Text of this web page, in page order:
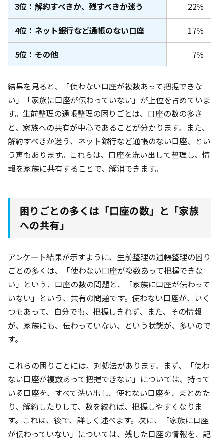
3位：解約すべきか、残すべきか迷う 22％
4位：ネット銀行など通帳のない口座 17％
5位：その他 7％
結果を見ると、「使わない口座が複数あって把握できな
い」「家族に口座が伝わっていない」が上位を占めていま
す。生前整理の通帳整理の困りごとは、口座の数の多さ
と、家族への共有が中心であることが分かります。また、
解約すべきか迷う、ネット銀行など通帳のない口座、とい
う声もあります。これらは、口座を洗い出して整理し、情
報を家族に共有することで、解消できます。
困りごとの多くは「口座の数」と「家族
への共有」
アンケート結果が示すように、生前整理の通帳整理の困り
ごとの多くは、「使わない口座が複数あって把握できな
い」という、口座の数の問題と、「家族に口座が伝わって
いない」という、共有の問題です。使わない口座が、いく
つもあって、自分でも、把握しきれず、また、その情報
が、家族にも、伝わっていない、という状態が、多いので
す。
これらの困りごとには、対処法があります。まず、「使わ
ない口座が複数あって把握できない」については、持って
いる口座を、すべて洗い出し、使わない口座を、まとめた
り、解約したりして、数を絞れば、把握しやすくなりま
す。これは、後で、詳しく述べます。次に、「家族に口座
が伝わっていない」については、残した口座の情報を、記